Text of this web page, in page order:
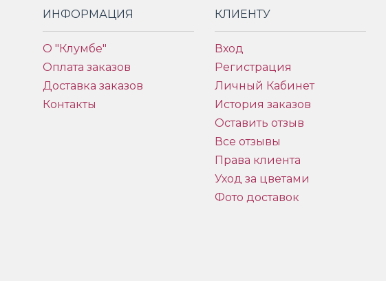
ИНФОРМАЦИЯ
О "Клумбе"
Оплата заказов
Доставка заказов
Контакты
КЛИЕНТУ
Вход
Регистрация
Личный Кабинет
История заказов
Оставить отзыв
Все отзывы
Права клиента
Уход за цветами
Фото доставок